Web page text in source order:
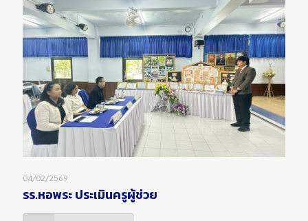
04/02/2569
รร.หอพระ ประเมินครูผู้ช่วย